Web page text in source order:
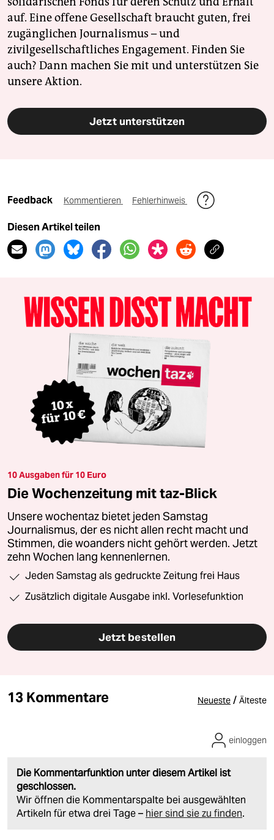
auf. Eine offene Gesellschaft braucht guten, frei
zugänglichen Journalismus – und
zivilgesellschaftliches Engagement. Finden Sie
auch? Dann machen Sie mit und unterstützen Sie
unsere Aktion.
Jetzt unterstützen
Feedback Kommentieren Fehlerhinweis
Diesen Artikel teilen
10 Ausgaben für 10 Euro
Die Wochenzeitung mit taz-Blick
Unsere wochentaz bietet jeden Samstag
Journalismus, der es nicht allen recht macht und
Stimmen, die woanders nicht gehört werden. Jetzt
zehn Wochen lang kennenlernen.
Jeden Samstag als gedruckte Zeitung frei Haus
Zusätzlich digitale Ausgabe inkl. Vorlesefunktion
Jetzt bestellen
13 Kommentare Neueste / Älteste
Die Kommentarfunktion unter diesem Artikel ist
geschlossen.
Wir öffnen die Kommentarspalte bei ausgewählten
Artikeln für etwa drei Tage – hier sind sie zu finden.
einloggen